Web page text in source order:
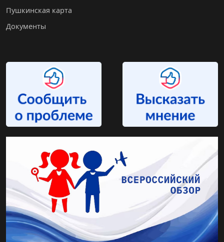
Пушкинская карта
Документы